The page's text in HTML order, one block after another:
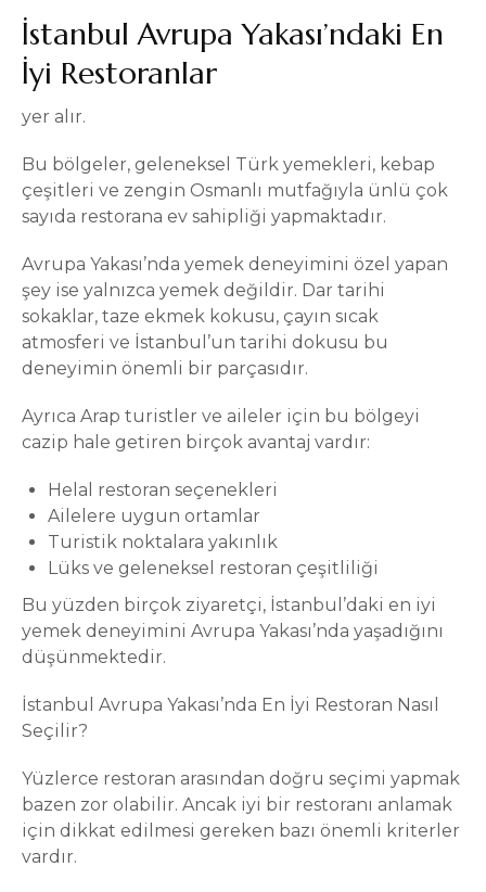
İstanbul Avrupa Yakası’ndaki En
İyi Restoranlar
yer alır.
Bu bölgeler, geleneksel Türk yemekleri, kebap
çeşitleri ve zengin Osmanlı mutfağıyla ünlü çok
sayıda restorana ev sahipliği yapmaktadır.
Avrupa Yakası’nda yemek deneyimini özel yapan
şey ise yalnızca yemek değildir. Dar tarihi
sokaklar, taze ekmek kokusu, çayın sıcak
atmosferi ve İstanbul’un tarihi dokusu bu
deneyimin önemli bir parçasıdır.
Ayrıca Arap turistler ve aileler için bu bölgeyi
cazip hale getiren birçok avantaj vardır:
Helal restoran seçenekleri
Ailelere uygun ortamlar
Turistik noktalara yakınlık
Lüks ve geleneksel restoran çeşitliliği
Bu yüzden birçok ziyaretçi, İstanbul’daki en iyi
yemek deneyimini Avrupa Yakası’nda yaşadığını
düşünmektedir.
İstanbul Avrupa Yakası’nda En İyi Restoran Nasıl
Seçilir?
Yüzlerce restoran arasından doğru seçimi yapmak
bazen zor olabilir. Ancak iyi bir restoranı anlamak
için dikkat edilmesi gereken bazı önemli kriterler
vardır.